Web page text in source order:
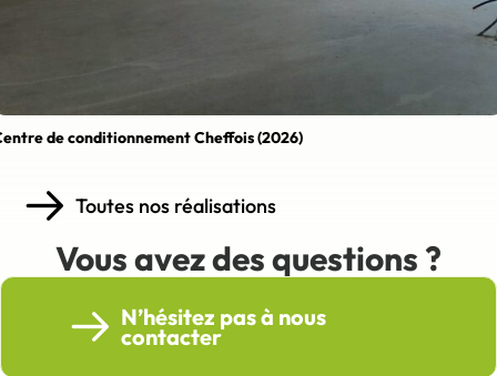
de conditionnement Cheffois (2026)
Toutes nos réalisations
Vous avez des questions ?
N’hésitez pas à nous
contacter